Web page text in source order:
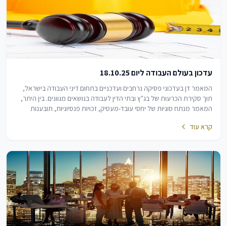
עדכון בעולם העבודה ליום 18.10.25
המאמר דן בעדכוני פסיקה נרחבים ועדכניים בתחום דיני העבודה בישראל,
תוך סקירת הכרעות של בג"ץ ובתי הדין לעבודה בנושאים מגוונים. בין היתר,
המאמר מנתח סוגיות של יחסי עובד-מעסיק, זכויות פנסיוניות, תובענות
קרא עוד